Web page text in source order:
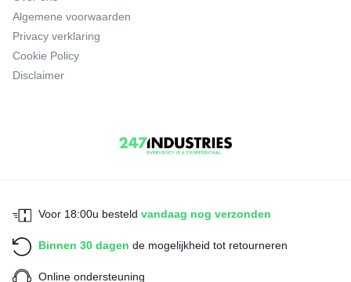
Algemene voorwaarden
Privacy verklaring
Cookie Policy
Disclaimer
Voor 18:00u besteldvandaag nog verzonden
Binnen 30 dagen de mogelijkheid tot retourneren
Online ondersteuning